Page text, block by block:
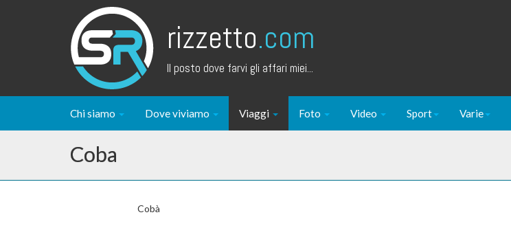
rizzetto.com
Il posto dove farvi gli affari miei...
Chi siamo Dove viviamo Viaggi Foto Video Sport Varie
Coba
Cobà